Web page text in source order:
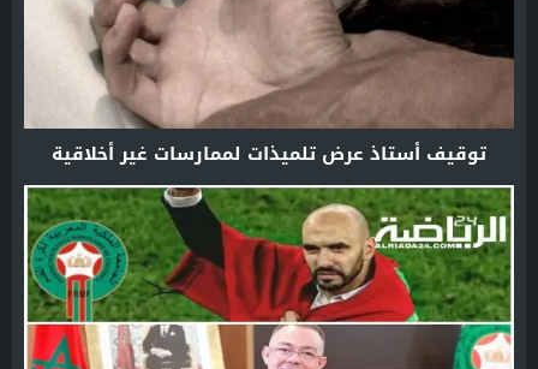
توقيف أستاذ عرض تلميذات لممارسات غير أخلاقية